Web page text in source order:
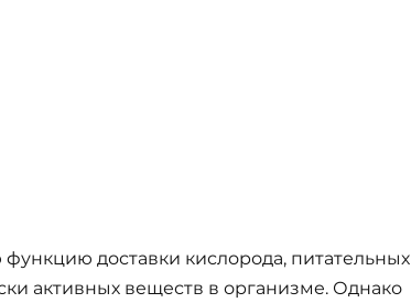
доставки кислорода, питательных
активных веществ в организме. Однако